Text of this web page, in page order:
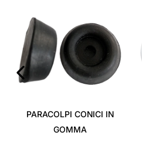
PARACOLPI CONICI IN
GOMMA